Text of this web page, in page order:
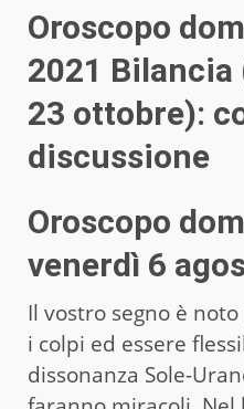
Oroscopo
2021
23 ottobre):
discussione
Oroscopo
venerdì 6
Il vostro segno è
i colpi ed essere
dissonanza Sole-